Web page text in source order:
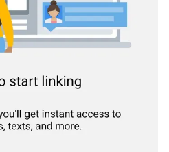
hình Việt Nam
Mỹ Hạnh, Phạm Quốc Thắng,